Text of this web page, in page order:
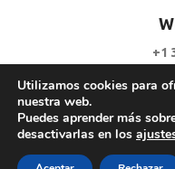
+1
Utilizamos cookies para
nuestra web.
Puedes aprender más
desactivarlas en los